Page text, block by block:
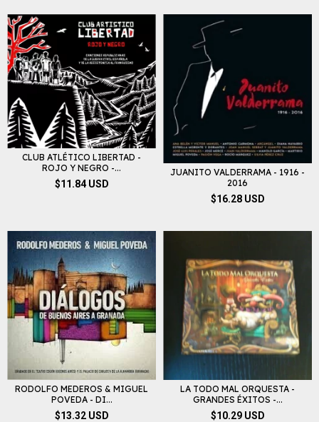
CLUB ATLÉTICO LIBERTAD -
ROJO Y NEGRO -...
$11.84 USD
JUANITO VALDERRAMA - 1916 -
2016
$16.28 USD
RODOLFO MEDEROS & MIGUEL
POVEDA - DI...
$13.32 USD
LA TODO MAL ORQUESTA -
GRANDES ÉXITOS -...
$10.29 USD